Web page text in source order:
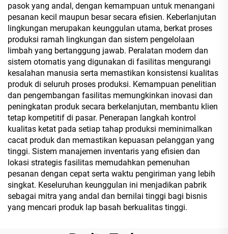
pasok yang andal, dengan kemampuan untuk menangani
pesanan kecil maupun besar secara efisien. Keberlanjutan
lingkungan merupakan keunggulan utama, berkat proses
produksi ramah lingkungan dan sistem pengelolaan
limbah yang bertanggung jawab. Peralatan modern dan
sistem otomatis yang digunakan di fasilitas mengurangi
kesalahan manusia serta memastikan konsistensi kualitas
produk di seluruh proses produksi. Kemampuan penelitian
dan pengembangan fasilitas memungkinkan inovasi dan
peningkatan produk secara berkelanjutan, membantu klien
tetap kompetitif di pasar. Penerapan langkah kontrol
kualitas ketat pada setiap tahap produksi meminimalkan
cacat produk dan memastikan kepuasan pelanggan yang
tinggi. Sistem manajemen inventaris yang efisien dan
lokasi strategis fasilitas memudahkan pemenuhan
pesanan dengan cepat serta waktu pengiriman yang lebih
singkat. Keseluruhan keunggulan ini menjadikan pabrik
sebagai mitra yang andal dan bernilai tinggi bagi bisnis
yang mencari produk lap basah berkualitas tinggi.